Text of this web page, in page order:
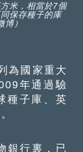
米，相當於7個
保存種子的庫
）
國家重大
年通過驗
種子庫、英
行裏，已